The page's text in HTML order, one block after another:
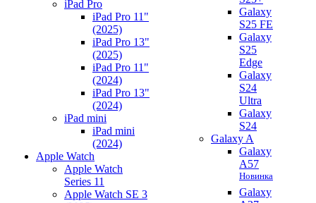
iPad Pro
iPad Pro 11"
(2025)
iPad Pro 13"
(2025)
iPad Pro 11"
(2024)
iPad Pro 13"
(2024)
iPad mini
iPad mini
(2024)
Apple Watch
Apple Watch
Series 11
Apple Watch SE 3
Galaxy
S25 FE
Galaxy
S25
Edge
Galaxy
S24
Ultra
Galaxy
S24
Galaxy A
Galaxy
A57
Новинка
Galaxy